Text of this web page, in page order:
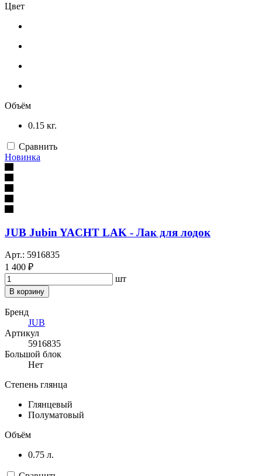
Цвет
Объём
0.15 кг.
Сравнить
Новинка
JUB Jubin YACHT LAK - Лак для лодок
Арт.: 5916835
1 400 ₽
шт
В корзину
Бренд
JUB
Артикул
5916835
Большой блок
Нет
Степень глянца
Глянцевый
Полуматовый
Объём
0.75 л.